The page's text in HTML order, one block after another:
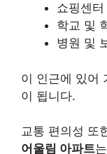
쇼핑센
학교 및
병원 및
이 인근에 있어
이 됩니다.
교통 편의성 또
어울림 아파트